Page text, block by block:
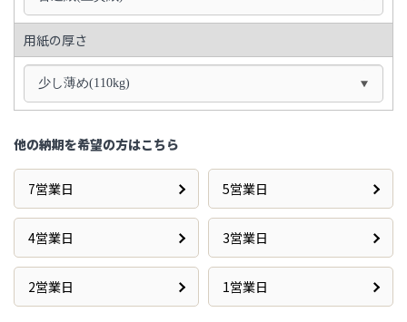
用紙の厚さ
少し薄め(110kg)
他の納期を希望の方はこちら
7営業日 5営業日
4営業日 3営業日
2営業日 1営業日